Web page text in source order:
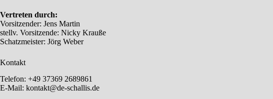
Vertreten durch:
Vorsitzender: Jens Martin
stellv. Vorsitzende: Nicky Krauße
Schatzmeister: Jörg Weber
Kontakt
Telefon: +49 37369 2689861
E-Mail: kontakt@de-schallis.de